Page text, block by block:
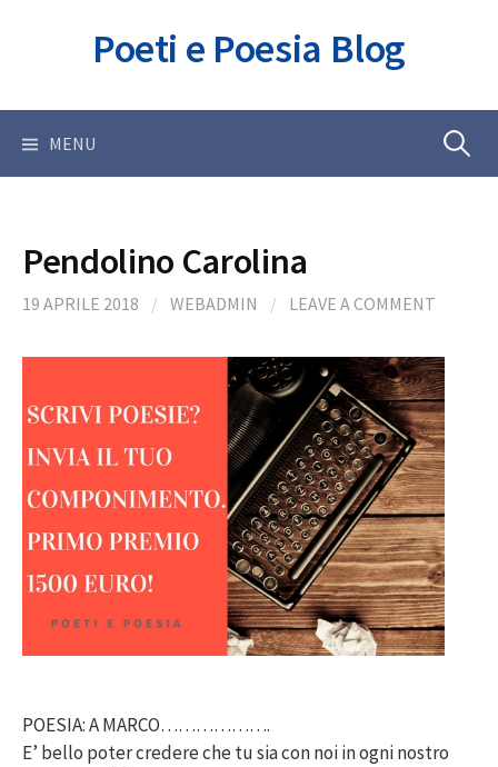
Poeti e Poesia Blog
MENU Ricerca
Pendolino Carolina
19 APRILE 2018 / WEBADMIN / LEAVE A COMMENT
POESIA: A MARCO……………….
E’ bello poter credere che tu sia con noi in ogni nostro